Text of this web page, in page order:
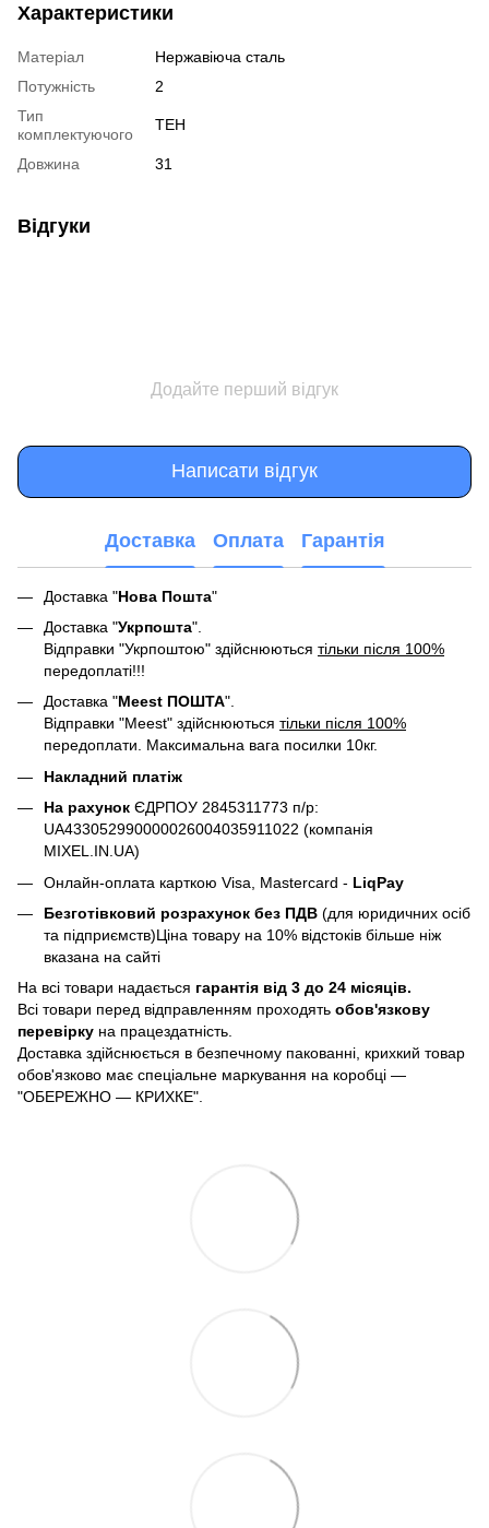
Характеристики
Матеріал
Нержавіюча сталь
Потужність
2
Тип
комплектуючого
ТЕН
Довжина 31
Відгуки
Додайте перший відгук
Написати відгук
Доставка Оплата Гарантія
Доставка "Нова Пошта"
Доставка "Укрпошта".
Відправки "Укрпоштою" здійснюються тільки після 100%
передоплаті!!!
Доставка "Meest ПОШТА".
Відправки "Meest" здійснюються тільки після 100%
передоплати. Максимальна вага посилки 10кг.
Накладний платіж
На рахунок ЄДРПОУ 2845311773 п/р:
UA433052990000026004035911022 (компанія
MIXEL.IN.UA)
Онлайн-оплата карткою Visa, Mastercard - LiqPay
Безготівковий розрахунок без ПДВ (для юридичних осіб
та підприємств)Ціна товару на 10% відстоків більше ніж
вказана на сайті
На всі товари надається гарантія від 3 до 24 місяців.
Всі товари перед відправленням проходять обов'язкову
перевірку на працездатність.
Доставка здійснюється в безпечному пакованні, крихкий товар
обов'язково має спеціальне маркування на коробці —
"ОБЕРЕЖНО — КРИХКЕ".